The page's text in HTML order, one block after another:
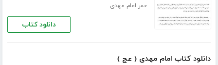
عمر امام مهدی
دانلود کتاب
دانلود کتاب امام مهدی ( عج )